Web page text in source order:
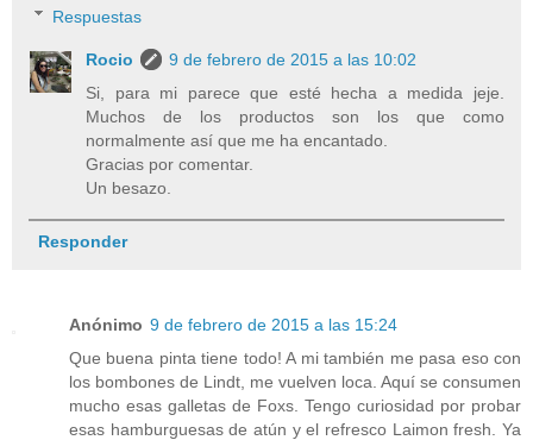
Respuestas
Rocio
9 de febrero de 2015 a las 10:02
Si, para mi parece que esté hecha a medida jeje.
Muchos de los productos son los que como
normalmente así que me ha encantado.
Gracias por comentar.
Un besazo.
Responder
Anónimo 9 de febrero de 2015 a las 15:24
Que buena pinta tiene todo! A mi también me pasa eso con
los bombones de Lindt, me vuelven loca. Aquí se consumen
mucho esas galletas de Foxs. Tengo curiosidad por probar
esas hamburguesas de atún y el refresco Laimon fresh. Ya